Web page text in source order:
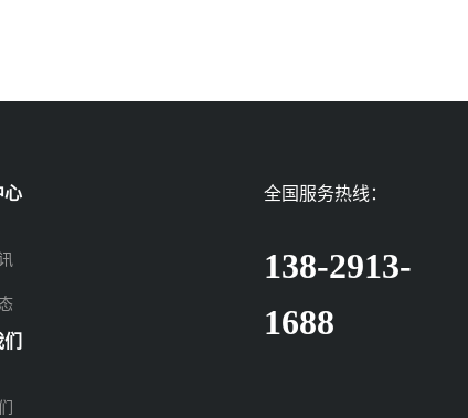
心 全国服务热线：
138-2913-
1688